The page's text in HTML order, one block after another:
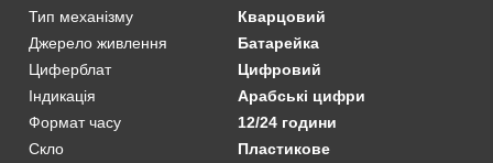
Тип механізму
Кварцовий
Джерело живлення
Батарейка
Циферблат
Цифровий
Індикація
Арабські цифри
Формат часу
12/24 години
Скло
Пластикове